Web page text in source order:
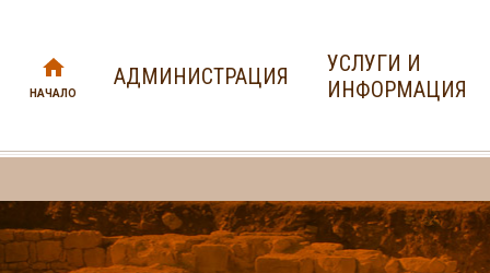
НАЧАЛО
АДМИНИСТРАЦИЯ
УСЛУГИ И
ИНФОРМАЦИЯ